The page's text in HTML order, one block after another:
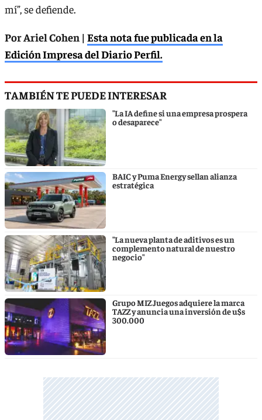
mí”, se defiende.
Por Ariel Cohen | Esta nota fue publicada en la
Edición Impresa del Diario Perfil.
TAMBIÉN TE PUEDE INTERESAR
"La IA define si una empresa prospera
o desaparece"
BAIC y Puma Energy sellan alianza
estratégica
"La nueva planta de aditivos es un
complemento natural de nuestro
negocio"
Grupo MIZ Juegos adquiere la marca
TAZZ y anuncia una inversión de u$s
300.000